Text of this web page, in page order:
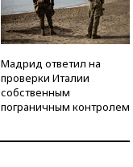
Мадрид ответил на
проверки Италии
собственным
пограничным контролем